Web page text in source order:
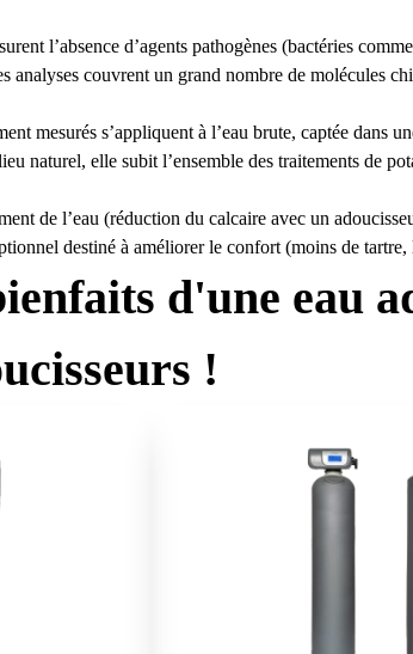
l’absence d’agents pathogènes (bactéries
analyses couvrent un grand nombre de molécules
mesurés s’appliquent à l’eau brute, captée dans
naturel, elle subit l’ensemble des traitements de
de l’eau (réduction du calcaire avec un
destiné à améliorer le confort (moins de
d'une eau
!